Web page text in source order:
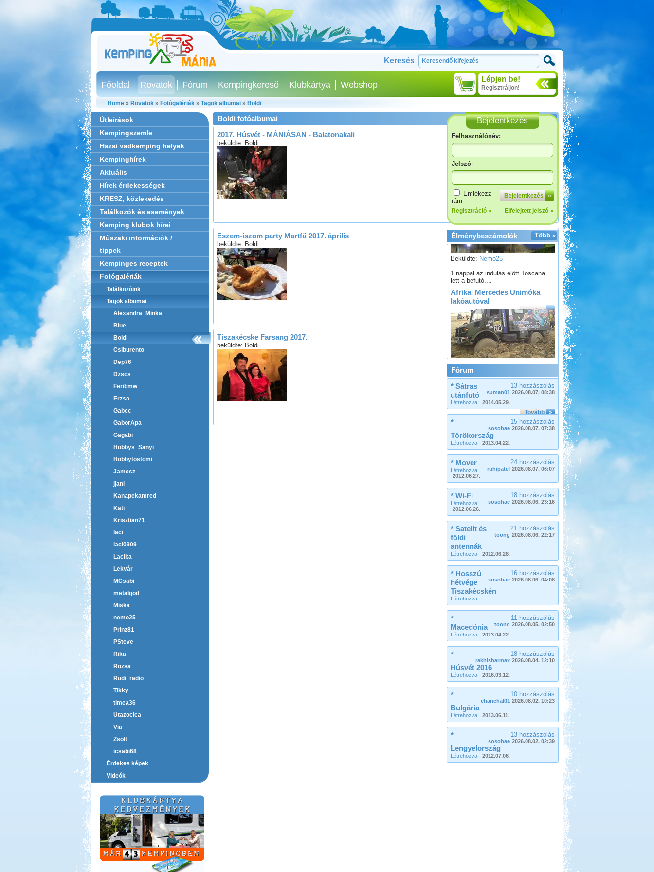
Keresés
Lépjen be!
Regisztráljon!
Főoldal Rovatok Fórum Kempingkereső Klubkártya Webshop
Home» Rovatok» Fotógalériák» Tagok albumai» Boldi
Útleírások
Kempingszemle
Hazai vadkemping helyek
Kempinghírek
Aktuális
Hírek érdekességek
KRESZ, közlekedés
Találkozók és események
Kemping klubok hírei
Műszaki információk /
tippek
Kempinges receptek
Fotógalériák
Találkozóink
Tagok albumai
Alexandra_Minka
Blue
Boldi
Csiburento
Dep76
Dzsos
Feribmw
Erzso
Gabec
GaborApa
Gagabi
Hobbys_Sanyi
Hobbytostomi
Jamesz
jjani
Kanapekamred
Kati
Krisztian71
laci
laci0909
Lacika
Lekvár
MCsabi
metalgod
Miska
nemo25
Prinz81
PSteve
Rika
Rozsa
Rudi_radio
Tikky
timea36
Utazocica
Via
Zsolt
icsabi68
Érdekes képek
Videók
Több »
Boldi fotóalbumai
2017. Húsvét - MÁNIÁSAN - Balatonakali
beküldte: Boldi
Tovább »
Eszem-iszom party Martfű 2017. április
beküldte: Boldi
Tovább »
Tiszakécske Farsang 2017.
beküldte: Boldi
Tovább »
Bejelentkezés
Felhasználónév:
Jelszó:
Bejelentkezés »
Emlékezz
rám
Regisztráció » Elfelejtett jelszó »
Több »
Élménybeszámolók
Toscana
Beküldte:Nemo25
lett a befutó....
Afrikai Mercedes Unimóka
lakóautóval
Beküldte:Gagabi
Életem legnagyobb autós kalandja
volt...
Olaszországba, ausztriai
megállókkal
Beküldte:
ismét lakókocsival indultunk útnak...
Kempingezzünk kicsikkel.
Kempingezni nem csak
kamaszkorban lehet, hanem
gyerekkel is, csak sokkal
sportosabb történet.
Pecázás Akaliban
Beküldte:GaborApa
Ide már többször is ellátogattunk, és
ennek több oka is van.
Görögország, Kréta,
Kissamos
Beküldte:mia
Fórum
13 hozzászólás
suman01 2026.08.07. 08:38
* Sátras
utánfutó
Létrehozva: 2014.05.29.
15 hozzászólás
sosohae 2026.08.07. 07:38
*
Törökország
Létrehozva: 2013.04.22.
24 hozzászólás
ruhipatel 2026.08.07. 06:07
* Mover
Létrehozva:
2012.06.27.
18 hozzászólás
sosohae 2026.08.06. 23:16
* Wi-Fi
Létrehozva:
2012.06.26.
21 hozzászólás
toong 2026.08.06. 22:17
* Satelit és
földi
antennák
Létrehozva: 2012.06.28.
16 hozzászólás
sosohae 2026.08.06. 04:08
* Hosszú
hétvége
Tiszakécskén
Létrehozva:
11 hozzászólás
toong 2026.08.05. 02:50
*
Macedónia
Létrehozva: 2013.04.22.
18 hozzászólás
rakhisharmax 2026.08.04. 12:10
*
Húsvét 2016
Létrehozva: 2016.03.12.
10 hozzászólás
chanchal01 2026.08.02. 10:23
*
Bulgária
Létrehozva: 2013.06.11.
13 hozzászólás
sosohae 2026.08.02. 02:39
*
Lengyelország
Létrehozva: 2012.07.06.